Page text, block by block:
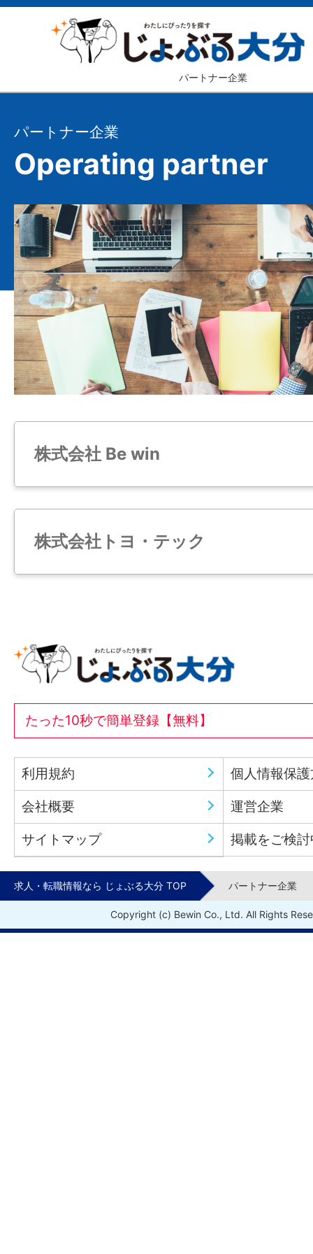
パートナー企業
パートナー企業
Operating partner
株式会社 Be win
株式会社トヨ・テック
たった10秒で簡単登録【無料】
利用規約 個人情報保
会社概要 運営企業
サイトマップ 掲載をご検
求人・転職情報なら じょぶる大分 TOP パートナー企業
Copyright (c) Bewin Co., Ltd. All Rights